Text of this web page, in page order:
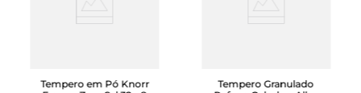
Tempero em Pó Knorr
Tempero Granulado